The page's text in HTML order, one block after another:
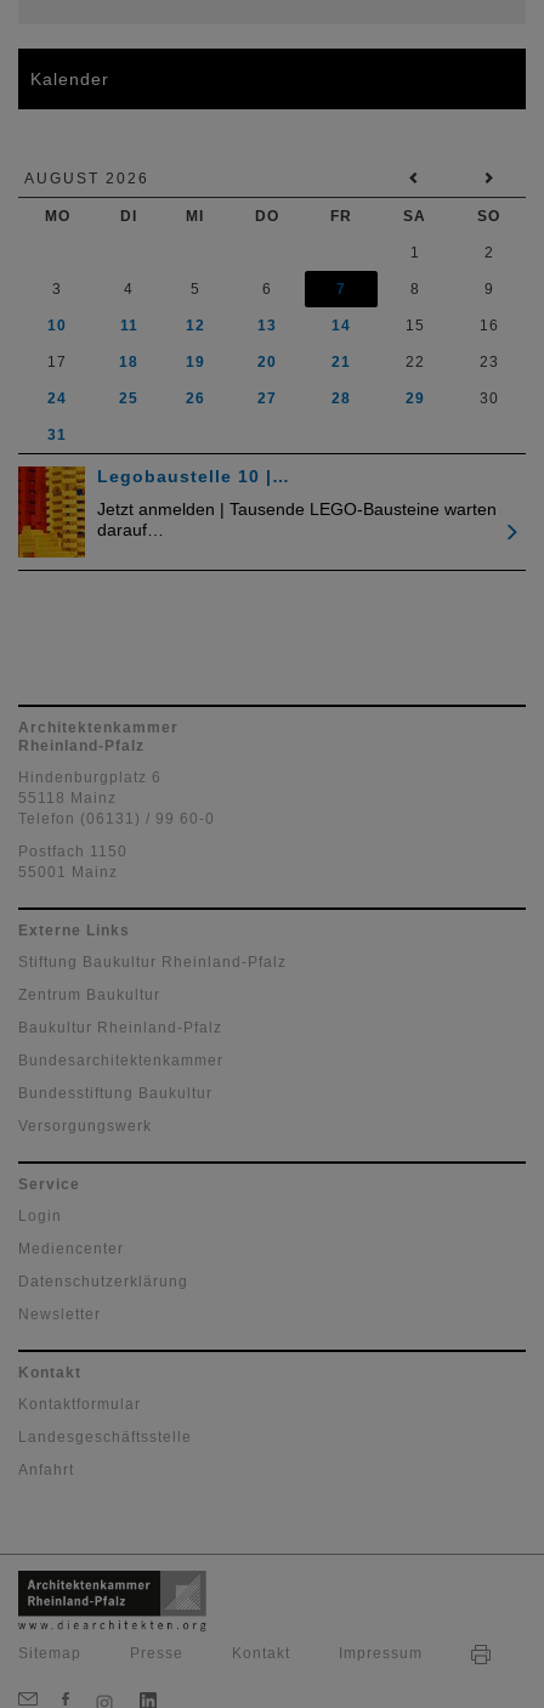
Kalender
AUGUST 2026
MO DI MI DO FR SA SO
1 2
3 4 5 6 7 8 9
10 11 12 13 14 15 16
17 18 19 20 21 22 23
24 25 26 27 28 29 30
31
Legobaustelle 10 |…
Jetzt anmelden | Tausende LEGO-Bausteine warten
darauf…
Architektenkammer
Rheinland-Pfalz
Hindenburgplatz 6
55118 Mainz
Telefon (06131) / 99 60-0
Postfach 1150
55001 Mainz
Externe Links
Stiftung Baukultur Rheinland-Pfalz
Zentrum Baukultur
Baukultur Rheinland-Pfalz
Bundesarchitektenkammer
Bundesstiftung Baukultur
Versorgungswerk
Service
Login
Mediencenter
Datenschutzerklärung
Newsletter
Kontakt
Kontaktformular
Landesgeschäftsstelle
Anfahrt
Sitemap Presse Kontakt Impressum